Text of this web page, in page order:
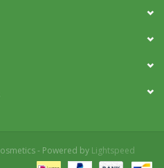
- Powered by Lightspeed